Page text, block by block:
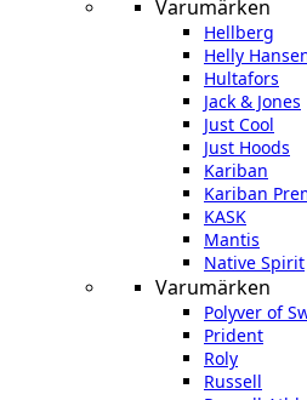
Varumärken
Hellberg
Helly
Hultafors
Jack & Jones
Just Cool
Just Hoods
Kariban
Kariban
KASK
Mantis
Native Spirit
Varumärken
Polyver of
Prident
Roly
Russell